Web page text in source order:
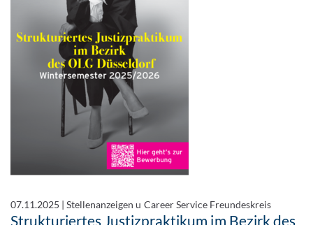
07.11.2025 |Stellenanzeigen u Career Service Freundeskreis
Strukturiertes Justizpraktikum im Bezirk des